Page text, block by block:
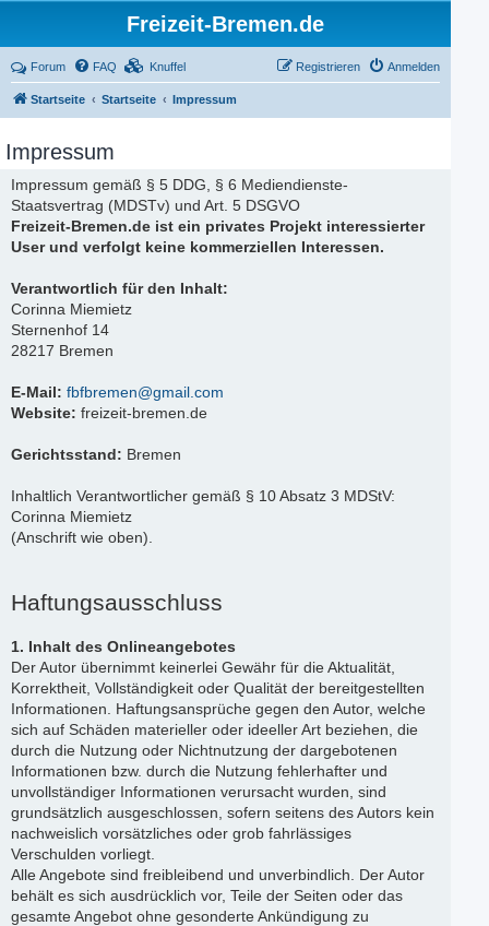
Freizeit-Bremen.de
Forum FAQ Knuffel Anmelden
Registrieren
Startseite Startseite Impressum
Impressum
Impressum gemäß § 5 DDG, § 6 Mediendienste-
Staatsvertrag (MDSTv) und Art. 5 DSGVO
Freizeit-Bremen.de ist ein privates Projekt interessierter
User und verfolgt keine kommerziellen Interessen.
Verantwortlich für den Inhalt:
Corinna Miemietz
Sternenhof 14
28217 Bremen
E-Mail: fbfbremen@gmail.com
Website: freizeit-bremen.de
Gerichtsstand: Bremen
Inhaltlich Verantwortlicher gemäß § 10 Absatz 3 MDStV:
Corinna Miemietz
(Anschrift wie oben).
Haftungsausschluss
1. Inhalt des Onlineangebotes
Der Autor übernimmt keinerlei Gewähr für die Aktualität,
Korrektheit, Vollständigkeit oder Qualität der bereitgestellten
Informationen. Haftungsansprüche gegen den Autor, welche
sich auf Schäden materieller oder ideeller Art beziehen, die
durch die Nutzung oder Nichtnutzung der dargebotenen
Informationen bzw. durch die Nutzung fehlerhafter und
unvollständiger Informationen verursacht wurden, sind
grundsätzlich ausgeschlossen, sofern seitens des Autors kein
nachweislich vorsätzliches oder grob fahrlässiges
Verschulden vorliegt.
Alle Angebote sind freibleibend und unverbindlich. Der Autor
behält es sich ausdrücklich vor, Teile der Seiten oder das
gesamte Angebot ohne gesonderte Ankündigung zu